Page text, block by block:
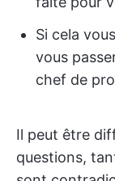
Si cela
vous
chef de
Il peut être
questions,